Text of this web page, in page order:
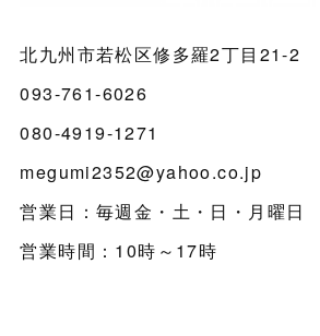
北九州市若松区修多羅2丁目21-2
093-761-6026
080-4919-1271
megumi2352@yahoo.co.jp
営業日：毎週金・土・日・月曜日
営業時間：10時～17時